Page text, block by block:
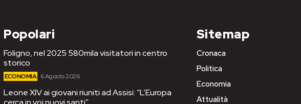
Popolari
Foligno, nel 2025 580mila visitatori in centro
storico
ECONOMIA 6 Agosto 2026
Leone XIV ai giovani riuniti ad Assisi: “L’Europa
Sitemap
Cronaca
Politica
Economia
Attualità